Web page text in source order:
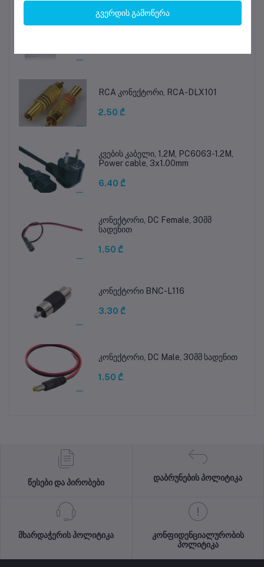
მობილური ტელეფონის ეკრანის
RCA კონექტორი, RCA-DLX101
2.50 ₾
კვების კაბელი, 1,2M, PC6063-1.2M,
Power cable, 3x1.00mm
6.40 ₾
კონექტორი, DC Female, 30მმ
სადენით
1.50 ₾
კონექტორი BNC-L116
3.30 ₾
კონექტორი, DC Male, 30მმ სადენით
1.50 ₾
წესები და პირობები
დაბრუნების პოლიტიკა
მხარდაჭერის პოლიტიკა
კონფიდენციალურობის
პოლიტიკა
გვერდის გამოწერა